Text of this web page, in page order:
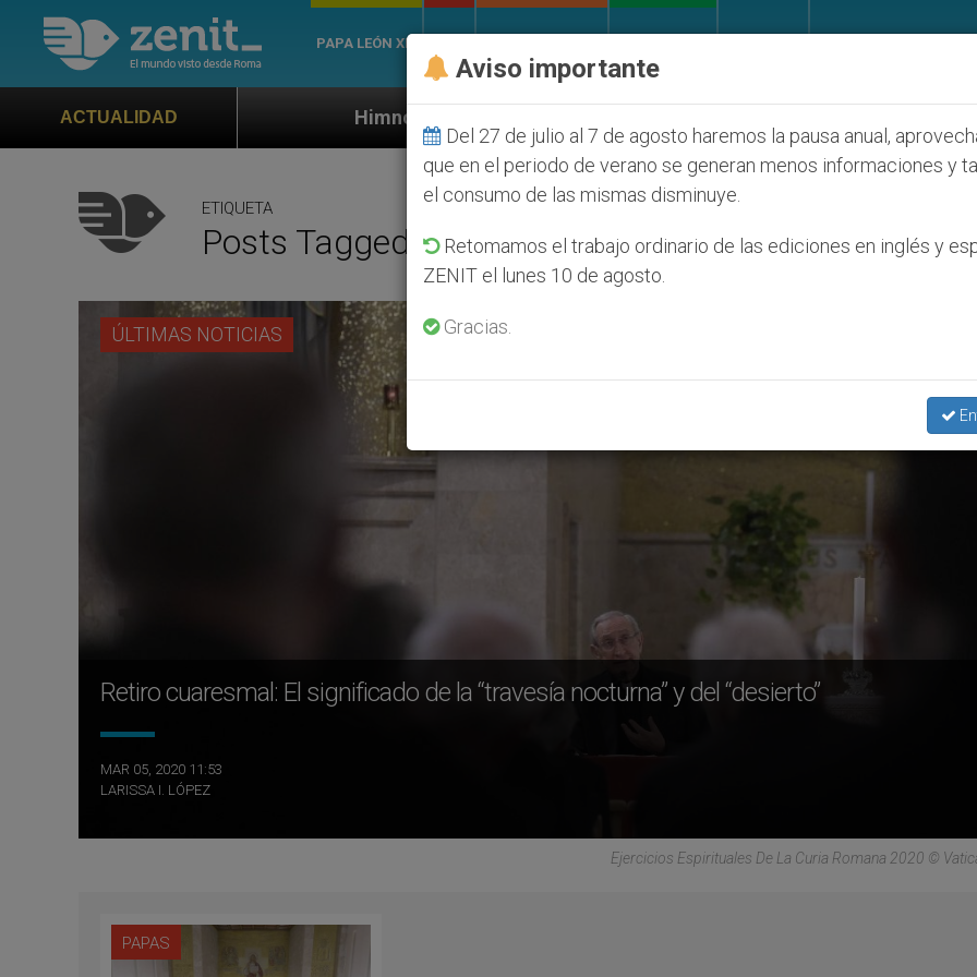
PAPA LEÓN XIV
ACTUALIDADHimno oficial de la Jornada Mundial de la Juventud Seúl 2027 ONU se pronuncia
ETIQUETA
Posts Tagged ‘padre Bovati’
ÚLTIMAS NOTICIAS
Retiro cuaresmal: El significado de la “travesía nocturna” y del “desierto”
MAR 05, 2020 11:53
LARISSA I. LÓPEZ
Ejercicios Espirituales De La Curia Romana 2020 ©
PAPAS
Aviso importante
Del 27 de julio al 7 de agosto haremos la pausa anual,
que en el periodo de verano se generan menos informaciones y
el consumo de las mismas disminuye.
Retomamos el trabajo ordinario de las ediciones en inglés y
ZENIT el lunes 10 de agosto.
Gracias.